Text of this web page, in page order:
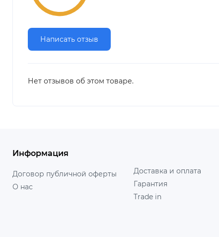
Написать отзыв
Нет отзывов об этом товаре.
Информация
Договор публичной оферты
О нас
Доставка и оплата
Гарантия
Trade in